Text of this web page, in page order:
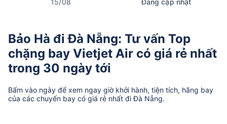
Bảo Hà đi Đà Nẵng: Tư vấn Top
chặng bay Vietjet Air có giá rẻ nhất
trong 30 ngày tới
Bấm vào ngày để xem ngay giờ khởi hành, tiện tích, hãng bay
của các chuyến bay có giá rẻ nhất đi Đà Nẵng.